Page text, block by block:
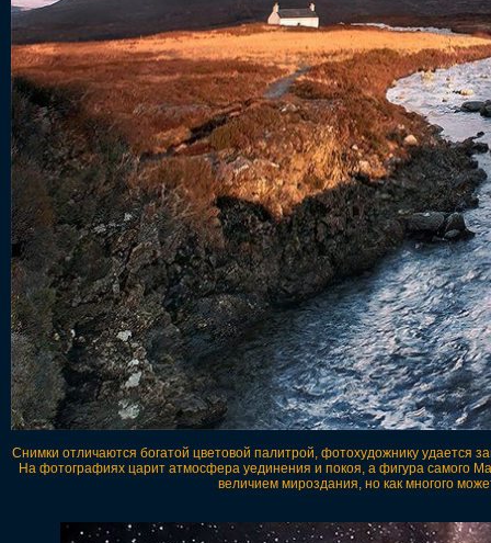
Снимки отличаются богатой цветовой палитрой, фотохудожнику удается
На фотографиях царит атмосфера уединения и покоя, а фигура самого
величием мироздания, но как многого